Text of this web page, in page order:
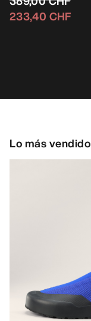
233,40 CHF
Lo más vendido